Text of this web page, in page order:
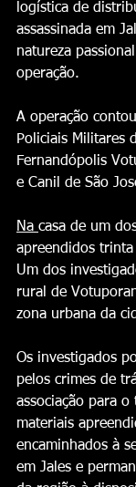
logística de
assassinada em
natureza
operação.
A operação
Policiais Militares
Fernandópolis
e Canil de São
Na casa de um
apreendidos
Um dos
rural de
zona urbana da
Os investigados
pelos crimes de
associação para
materiais
encaminhados à
em Jales e